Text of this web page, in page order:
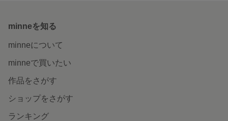
minneを知る
minneについて
minneで買いたい
作品をさがす
ショップをさがす
ランキング